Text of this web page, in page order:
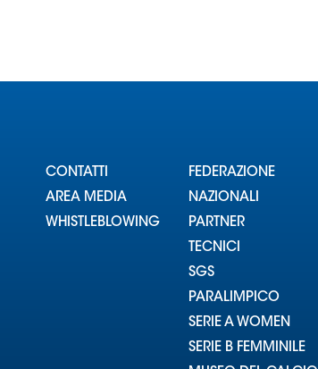
CONTATTI
AREA MEDIA
WHISTLEBLOWING
FEDERAZIONE
NAZIONALI
PARTNER
TECNICI
SGS
PARALIMPICO
SERIE A WOMEN
SERIE B FEMMINILE